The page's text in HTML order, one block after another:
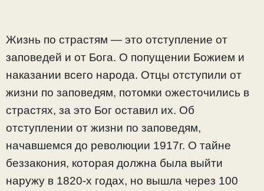
Жизнь по страстям — это отступление от
заповедей и от Бога. О попущении Божием и
наказании всего народа. Отцы отступили от
жизни по заповедям, потомки ожесточились в
страстях, за это Бог оставил их. Об
отступлении от жизни по заповедям,
начавшемся до революции 1917г. О тайне
беззакония, которая должна была выйти
наружу в 1820-х годах, но вышла через 100